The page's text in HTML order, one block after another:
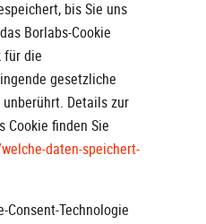
bis Sie uns
Borlabs-Cookie
für die
gesetzliche
Details zur
Cookie finden Sie
daten-speichert-
Consent-Technologie